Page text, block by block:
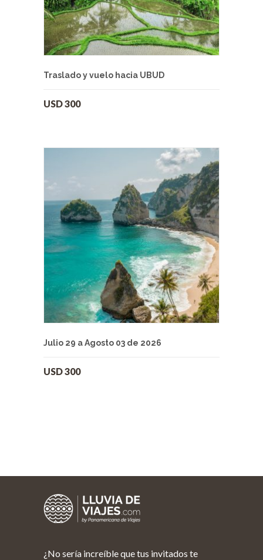
Traslado y vuelo hacia UBUD
USD300
Julio 29 a Agosto 03 de 2026
USD300
¿No sería increíble que tus invitados te